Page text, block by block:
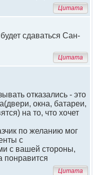
Цитата
сдаваться Сан-
Цитата
отказались - это
окна, батареи,
на то, что хочет
по желанию мог
с
с вашей стороны,
понравится
Цитата